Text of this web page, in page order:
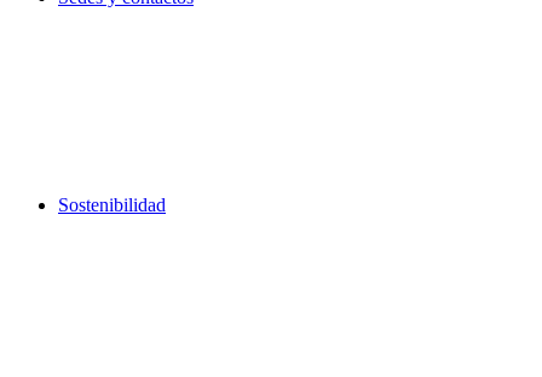
Sostenibilidad